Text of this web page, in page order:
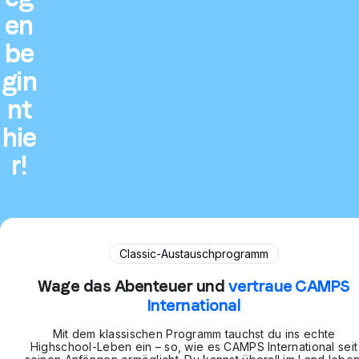
en
be
gin
nt
hie
r!
Classic-Austauschprogramm
Wage das Abenteuer und vertraue CAMPS
International
Mit dem klassischen Programm tauchst du ins echte
Highschool-Leben ein – so, wie es CAMPS International seit